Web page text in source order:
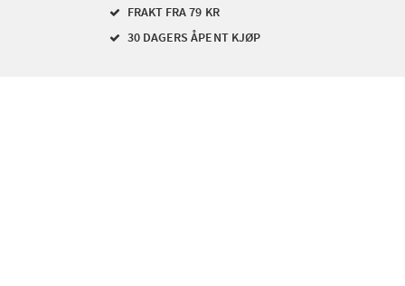
FRAKT FRA 79 KR
30 DAGERS ÅPENT KJØP